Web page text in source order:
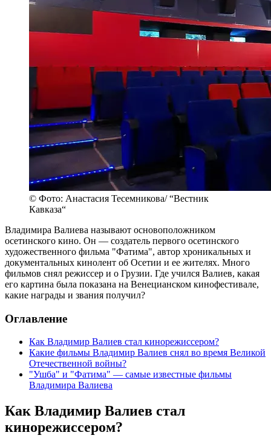
© Фото: Анастасия Тесемникова/ “Вестник
Кавказа“
Владимира Валиева называют основоположником
осетинского кино. Он — создатель первого осетинского
художественного фильма "Фатима", автор хроникальных и
документальных кинолент об Осетии и ее жителях. Много
фильмов снял режиссер и о Грузии. Где учился Валиев, какая
его картина была показана на Венецианском кинофестивале,
какие награды и звания получил?
Оглавление
Как Владимир Валиев стал кинорежиссером?
Какие фильмы Владимир Валиев снял во время Великой
Отечественной войны?
"Ушба" и "Фатима" — самые известные фильмы
Владимира Валиева
Как Владимир Валиев стал
кинорежиссером?